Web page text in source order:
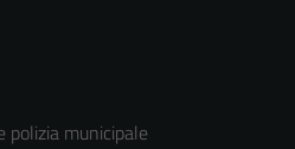
polizia municipale